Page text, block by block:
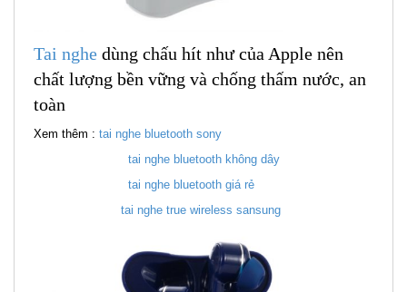
Tai nghe dùng chấu hít như của Apple nên
chất lượng bền vững và chống thấm nước, an
toàn
Xem thêm : tai nghe bluetooth sony
tai nghe bluetooth không dây
tai nghe bluetooth giá rẻ
tai nghe true wireless sansung